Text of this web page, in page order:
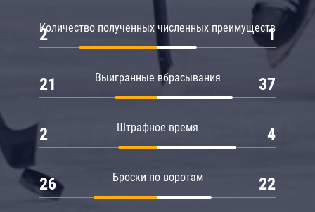
Количество полученных численных преимуществ
2 1
Выигранные вбрасывания
21 37
Штрафное время
2 4
Броски по воротам
26 22